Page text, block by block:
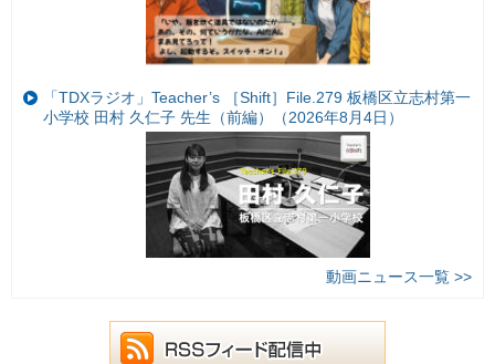
「TDXラジオ」Teacher’s ［Shift］File.279 板橋区立志村第一
小学校 田村 久仁子 先生（前編）（2026年8月4日）
動画ニュース一覧 >>